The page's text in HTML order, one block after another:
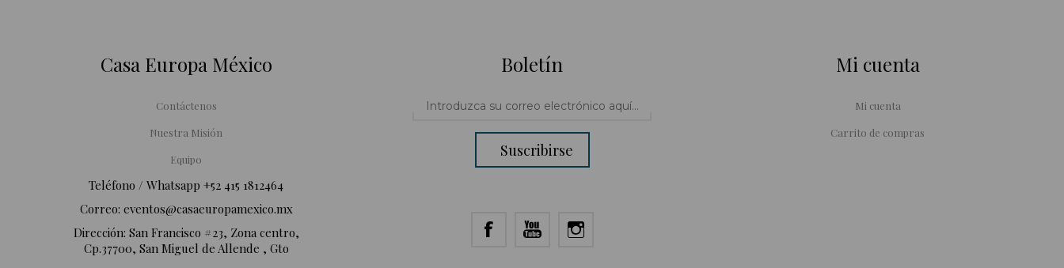
Casa Europa México
Contáctenos
Nuestra Misión
Equipo
Teléfono / Whatsapp ‪+52 415 1812464‬
Correo: eventos@casaeuropamexico.mx
Dirección: San Francisco #23, Zona centro,
Cp.37700, San Miguel de Allende , Gto
Boletín
Suscribirse
Mi cuenta
Mi cuenta
Carrito de compras